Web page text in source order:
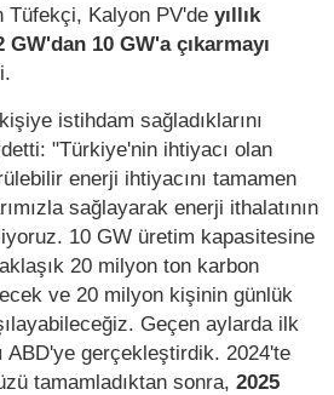
Tüfekçi, Kalyon PV'de yıllık
10 GW'a çıkarmayı
istihdam sağladıklarını
"Türkiye'nin ihtiyacı olan
enerji ihtiyacını tamamen
sağlayarak enerji ithalatının
10 GW üretim kapasitesine
20 milyon ton karbon
ve 20 milyon kişinin günlük
Geçen aylarda ilk
ABD'ye gerçekleştirdik. 2024'te
tamamladıktan sonra, 2025